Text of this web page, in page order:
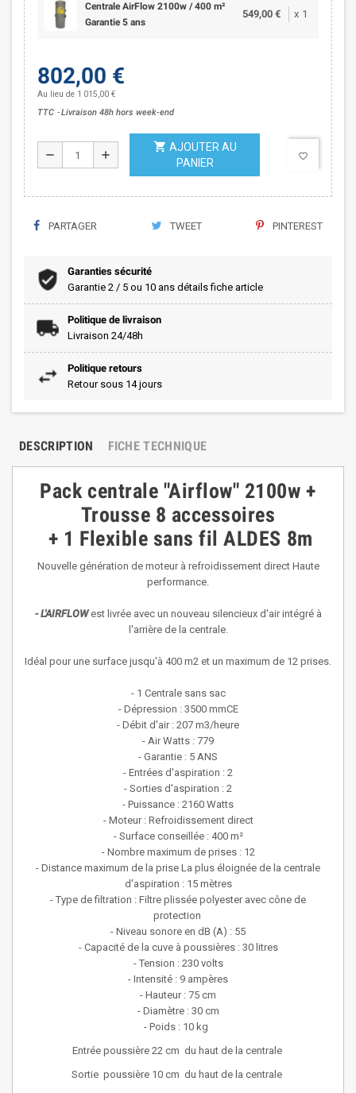
Centrale AirFlow 2100w / 400 m²
Garantie 5 ans
549,00 € x 1
802,00 €
Au lieu de 1 015,00 €
TTC
Livraison 48h hors week-end
remove add
shopping_cart AJOUTER AU
PANIER
favorite_border
PARTAGER TWEET PINTEREST
Garanties sécurité
Garantie 2 / 5 ou 10 ans détails fiche article
Politique de livraison
Livraison 24/48h
Politique retours
Retour sous 14 jours
DESCRIPTION FICHE TECHNIQUE
Pack centrale "Airflow" 2100w +
Trousse 8 accessoires
+ 1 Flexible sans fil ALDES 8m
Nouvelle génération de moteur à refroidissement direct Haute
performance.
- L'AIRFLOWest livrée avec un nouveau silencieux d'air intégré à
l'arrière de la centrale.
Idéal pour une surface jusqu'à 400 m2 et un maximum de 12 prises.
- 1 Centrale sans sac
- Dépression : 3500 mmCE
- Débit d'air : 207 m3/heure
- Air Watts : 779
- Garantie : 5 ANS
- Entrées d'aspiration : 2
- Sorties d'aspiration : 2
- Puissance : 2160 Watts
- Moteur : Refroidissement direct
- Surface conseillée : 400 m²
- Nombre maximum de prises : 12
- Distance maximum de la prise La plus éloignée de la centrale
d'aspiration : 15 mètres
- Type de filtration : Filtre plissée polyester avec cône de
protection
- Niveau sonore en dB (A) : 55
- Capacité de la cuve à poussières : 30 litres
- Tension : 230 volts
- Intensité : 9 ampères
- Hauteur : 75 cm
- Diamètre : 30 cm
- Poids : 10 kg
Entrée poussière 22 cm du haut de la centrale
Sortie poussière 10 cm du haut de la centrale